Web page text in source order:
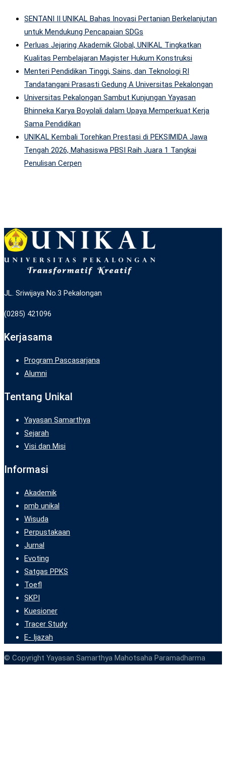
SENTANI II UNIKAL Bahas Inovasi Pertanian Berkelanjutan
untuk Mendukung Pencapaian SDGs
Perluas Jejaring Akademik Global, UNIKAL Tingkatkan
Kualitas Pembelajaran Magister Hukum Konstruksi
Menteri Pendidikan Tinggi, Sains, dan Teknologi RI
Tandatangani Prasasti Gedung A Universitas Pekalongan
Universitas Pekalongan Sambut Kunjungan Yayasan
Bhinneka Karya Boyolali dalam Upaya Memperkuat Kerja
Sama Pendidikan
UNIKAL Kembali Torehkan Prestasi di PEKSIMIDA Jawa
Tengah 2026, Mahasiswa PBSI Raih Juara 1 Tangkai
Penulisan Cerpen
JL. Sriwijaya No.3 Pekalongan
(0285) 421096
Kerjasama
Program Pascasarjana
Alumni
Tentang Unikal
Yayasan Samarthya
Sejarah
Visi dan Misi
Informasi
Akademik
pmb unikal
Wisuda
Perpustakaan
Jurnal
Evoting
Satgas PPKS
Toefl
SKPI
Kuesioner
Tracer Study
E- Ijazah
© Copyright Yayasan Samarthya Mahotsaha Paramadharma